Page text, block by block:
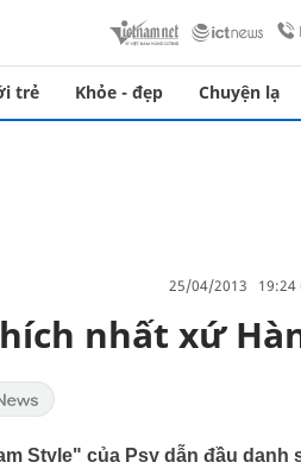
trẻ Khỏe - đẹp Chuyện lạ
25/04/2013 19:24
nhất xứ
Style" của Psy dẫn đầu danh